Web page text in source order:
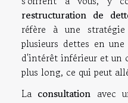
restructuration de
réfère à une
plusieurs dettes en
d'intérêt inférieur et un
plus long, ce qui peut
La consultation avec